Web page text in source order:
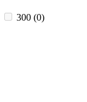
300 (0)